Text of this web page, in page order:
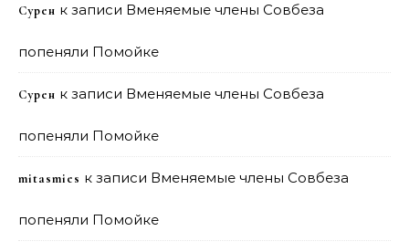
Сурен к записи Вменяемые члены Совбеза
попеняли Помойке
Сурен к записи Вменяемые члены Совбеза
попеняли Помойке
mitasmies к записи Вменяемые члены Совбеза
попеняли Помойке